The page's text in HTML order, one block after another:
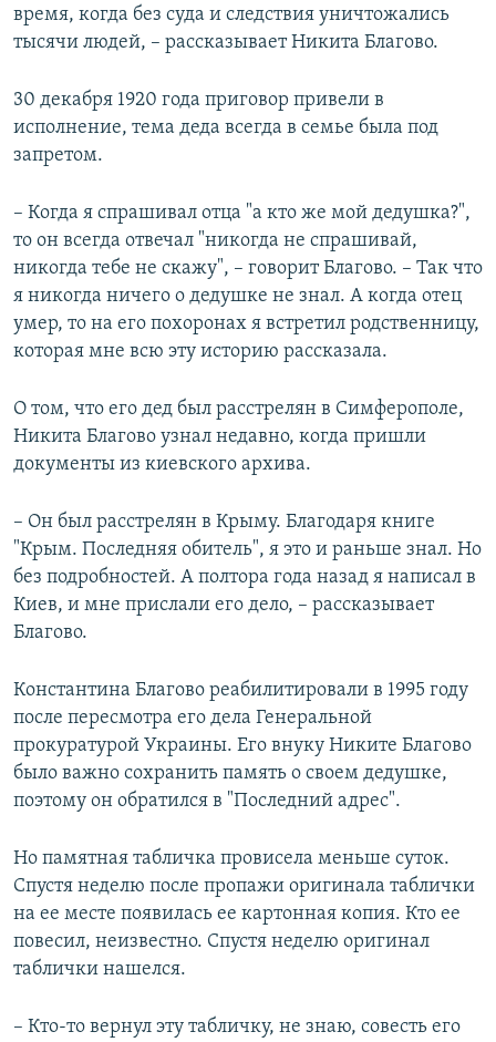
время, когда без суда и следствия уничтожались
тысячи людей, – рассказывает Никита Благово.
30 декабря 1920 года приговор привели в
исполнение, тема деда всегда в семье была под
запретом.
– Когда я спрашивал отца "а кто же мой дедушка?",
то он всегда отвечал "никогда не спрашивай,
никогда тебе не скажу", – говорит Благово. – Так что
я никогда ничего о дедушке не знал. А когда отец
умер, то на его похоронах я встретил родственницу,
которая мне всю эту историю рассказала.
О том, что его дед был расстрелян в Симферополе,
Никита Благово узнал недавно, когда пришли
документы из киевского архива.
– Он был расстрелян в Крыму. Благодаря книге
"Крым. Последняя обитель", я это и раньше знал. Но
без подробностей. А полтора года назад я написал в
Киев, и мне прислали его дело, – рассказывает
Благово.
Константина Благово реабилитировали в 1995 году
после пересмотра его дела Генеральной
прокуратурой Украины. Его внуку Никите Благово
было важно сохранить память о своем дедушке,
поэтому он обратился в "Последний адрес".
Но памятная табличка провисела меньше суток.
Спустя неделю после пропажи оригинала таблички
на ее месте появилась ее картонная копия. Кто ее
повесил, неизвестно. Спустя неделю оригинал
таблички нашелся.
– Кто-то вернул эту табличку, не знаю, совесть его